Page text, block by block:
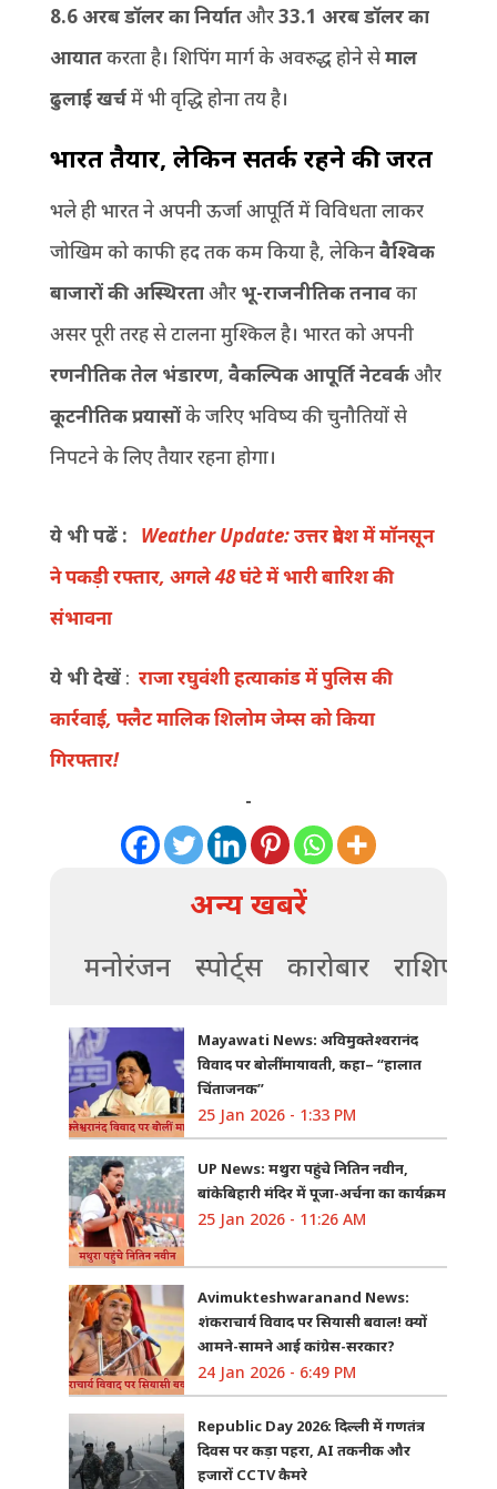
8.6 अरब डॉलर का निर्यातऔर33.1 अरब डॉलर का
आयातकरता है। शिपिंग मार्ग के अवरुद्ध होने सेमाल
ढुलाई खर्चमें भी वृद्धि होना तय है।
भारत तैयार, लेकिन सतर्क रहने की जरूरत
भले ही भारत ने अपनी ऊर्जा आपूर्ति में विविधता लाकर
जोखिम को काफी हद तक कम किया है, लेकिनवैश्विक
बाजारों की अस्थिरताऔर भू-राजनीतिक तनावका
असर पूरी तरह से टालना मुश्किल है। भारत को अपनी
रणनीतिक तेल भंडारण, वैकल्पिक आपूर्ति नेटवर्कऔर
कूटनीतिक प्रयासोंके जरिए भविष्य की चुनौतियों से
निपटने के लिए तैयार रहना होगा।
ये भी पढें :
Weather Update: उत्तर प्रदेश में मॉनसून
ने पकड़ी रफ्तार, अगले 48 घंटे में भारी बारिश की
संभावना
ये भी देखें : राजा रघुवंशी हत्याकांड में पुलिस की
कार्रवाई, फ्लैट मालिक शिलोम जेम्स को किया
गिरफ्तार!
-
अन्य खबरें
मनोरंजन स्पोर्ट्स कारोबार राशिफल
Mayawati News: अविमुक्तेश्वरानंद
विवाद पर बोलीं मायावती, कहा– “हालात
चिंताजनक”
25 Jan 2026 - 1:33 PM
UP News: मथुरा पहुंचे नितिन नवीन,
बांकेबिहारी मंदिर में पूजा-अर्चना का कार्यक्रम
25 Jan 2026 - 11:26 AM
Avimukteshwaranand News:
शंकराचार्य विवाद पर सियासी बवाल! क्यों
आमने-सामने आई कांग्रेस-सरकार?
24 Jan 2026 - 6:49 PM
Republic Day 2026: दिल्ली में गणतंत्र
दिवस पर कड़ा पहरा, AI तकनीक और
हजारों CCTV कैमरे